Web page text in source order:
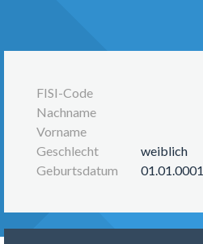
FISI-Code
Nachname
Vorname
Geschlecht
weiblich
Geburtsdatum
01.01.0001